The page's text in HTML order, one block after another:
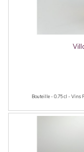
Bouteille - 0.75 cl - Vins